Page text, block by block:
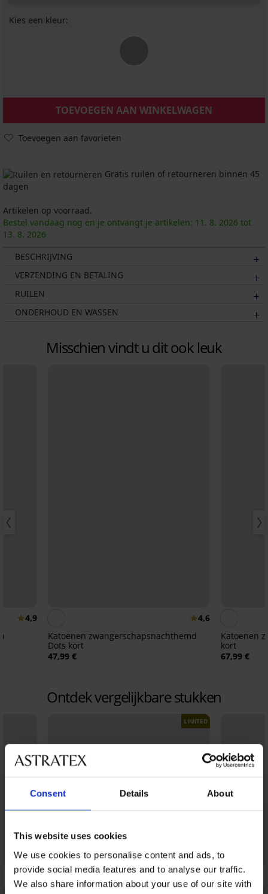
Consent Details About
This website uses cookies
We use cookies to personalise content and ads, to
provide social media features and to analyse our traffic.
We also share information about your use of our site with
Kies een kleur:
TOEVOEGEN AAN WINKELWAGEN
Toevoegen aan favorieten
Gratis ruilen of retourneren binnen 45
dagen
Artikelen op voorraad.
Bestel vandaag nog en je ontvangt je artikelen: 11. 8. 2026 tot
13. 8. 2026
BESCHRIJVING
VERZENDING EN BETALING
RUILEN
ONDERHOUD EN WASSEN
Misschien vindt u dit ook leuk
4,9
4,6
Katoenen zwangerschapsnachthemd
Dots kort
47,99 €
Katoenen
kort
67,99 €
Ontdek vergelijkbare stukken
LIMITED